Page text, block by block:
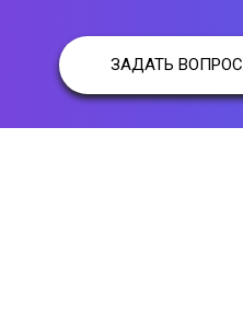
ЗАДАТЬ ВОПРОС